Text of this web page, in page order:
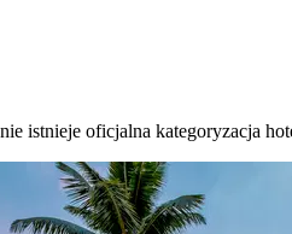
istnieje oficjalna kategoryzacja